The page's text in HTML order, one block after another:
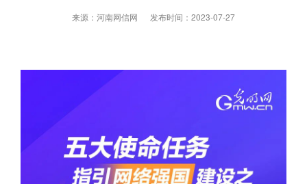
来源：河南网信网 发布时间： 2023-07-27